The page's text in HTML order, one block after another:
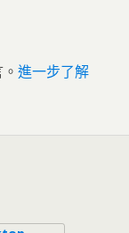
進一步了解